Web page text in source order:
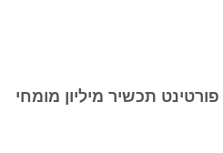
תכשיר מיליון מומחי